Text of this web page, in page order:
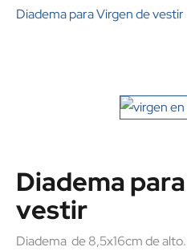
Diadema para Virgen de vestir
Diadema
vestir
Diadema de 8,5x16cm de